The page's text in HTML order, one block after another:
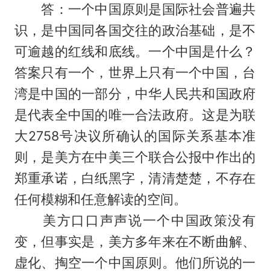
答：一个中国原则是国际社会普遍共
识，是中国同各国交往的政治基础，是不
可逾越的红线和底线。一个中国是什么？
答案只有一个，世界上只有一个中国，台
湾是中国的一部分，中华人民共和国政府
是代表全中国的唯一合法政府。这是为联
大2758号决议所确认的国际关系基本准
则，是美方在中美三个联合公报中作出的
郑重承诺，白纸黑字，清清楚楚，不存在
任何模糊和任意解读的空间。
美方口口声声说一个中国政策没有
变，但事实是，美方多年来在不断曲解、
虚化、掏空一个中国原则。他们所说的一